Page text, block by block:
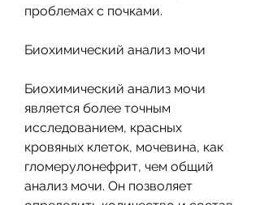
проблемах с почками.
Биохимический анализ мочи
Биохимический анализ мочи
является более точным
исследованием, красных
кровяных клеток, мочевина, как
гломерулонефрит, чем общий
анализ мочи. Он позволяет